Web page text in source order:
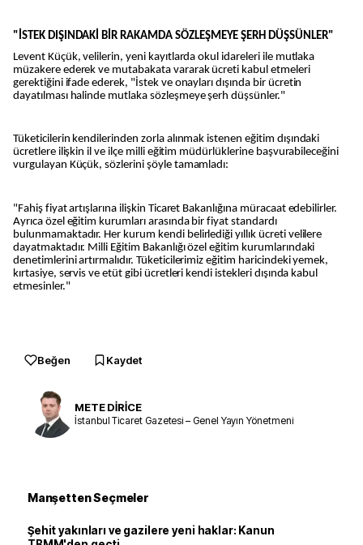
"İSTEK DIŞINDAKİ BİR RAKAMDA SÖZLEŞMEYE ŞERH DÜŞSÜNLER"
Levent Küçük, velilerin, yeni kayıtlarda okul idareleri ile mutlaka
müzakere ederek ve mutabakata vararak ücreti kabul etmeleri
gerektiğini ifade ederek, "İstek ve onayları dışında bir ücretin
dayatılması halinde mutlaka sözleşmeye şerh düşsünler."
Tüketicilerin kendilerinden zorla alınmak istenen eğitim dışındaki
ücretlere ilişkin il ve ilçe milli eğitim müdürlüklerine başvurabileceğini
vurgulayan Küçük, sözlerini şöyle tamamladı:
"Fahiş fiyat artışlarına ilişkin Ticaret Bakanlığına müracaat edebilirler.
Ayrıca özel eğitim kurumları arasında bir fiyat standardı
bulunmamaktadır. Her kurum kendi belirlediği yıllık ücreti velilere
dayatmaktadır. Milli Eğitim Bakanlığı özel eğitim kurumlarındaki
denetimlerini artırmalıdır. Tüketicilerimiz eğitim haricindeki yemek,
kırtasiye, servis ve etüt gibi ücretleri kendi istekleri dışında kabul
etmesinler."
Beğen Kaydet
METE DİRİCE
İstanbul Ticaret Gazetesi – Genel Yayın Yönetmeni
Manşetten Seçmeler
Şehit yakınları ve gazilere yeni haklar: Kanun